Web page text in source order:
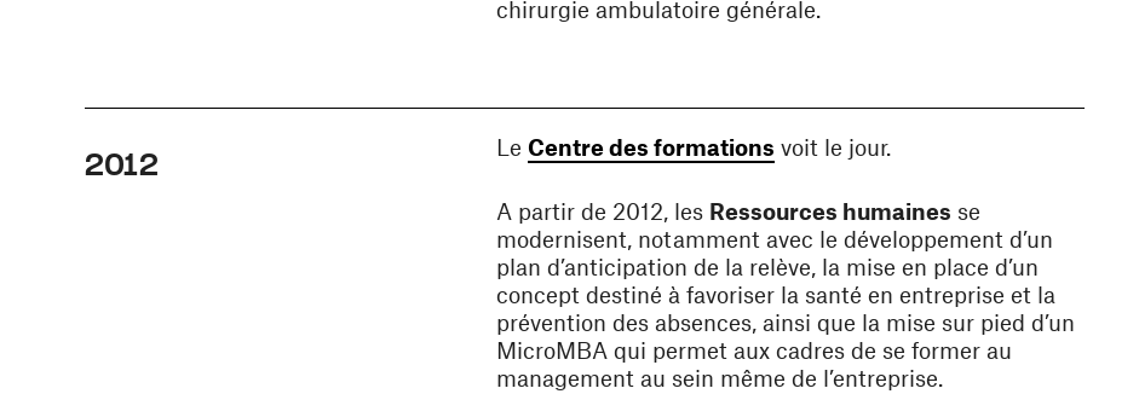
chirurgie ambulatoire générale.
2012 Le Centre des formations(ouvre une nouvelle fenêtre)
voit le jour.
A partir de 2012, les Ressources humaines se
modernisent, notamment avec le développement d’un
plan d’anticipation de la relève, la mise en place d’un
concept destiné à favoriser la santé en entreprise et la
prévention des absences, ainsi que la mise sur pied d’un
MicroMBA qui permet aux cadres de se former au
management au sein même de l’entreprise.